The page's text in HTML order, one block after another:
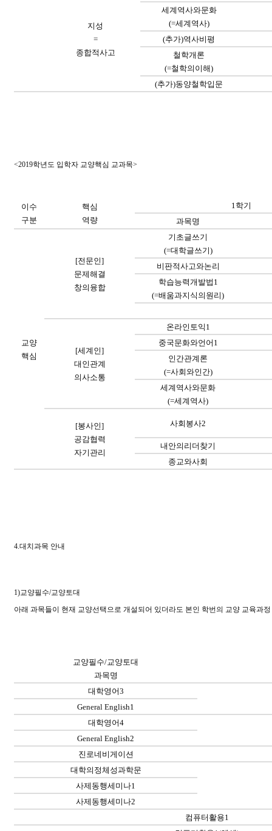
지성
=
종합적사고
세계역사와문화
(=세계역사)
(추가)역사비평
철학개론
(=철학의이해)
(추가)동양철학입문
<2019학년도 입학자 교양핵심 교과목>
이수
구분
핵심
역량
1학기
과목명
교양
핵심
[전문인]
문제해결
창의융합
기초글쓰기
(=대학글쓰기)
비판적사고와논리
학습능력개발법 1
(=배움과지식의원리)
[세계인]
대인관계
의사소통
온라인토익 1
중국문화와언어 1
인간관계론
(=사회와인간)
세계역사와문화
(=세계역사)
[봉사인]
공감협력
자기관리
사회봉사2
내안의리더찾기
종교와사회
4.대치과목 안내
1)교양필수/교양토대
아래 과목들이 현재 교양선택으로 개설되어 있더라도 본인 학번의 교양 교육과
교양필수/교양토대
과목명
대학영어3
General English1
대학영어4
General English2
진로네비게이션
대학의정체성과학문
사제동행세미나1
사제동행세미나2
컴퓨터활용1